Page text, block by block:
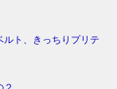
ト、きっちりプリテ